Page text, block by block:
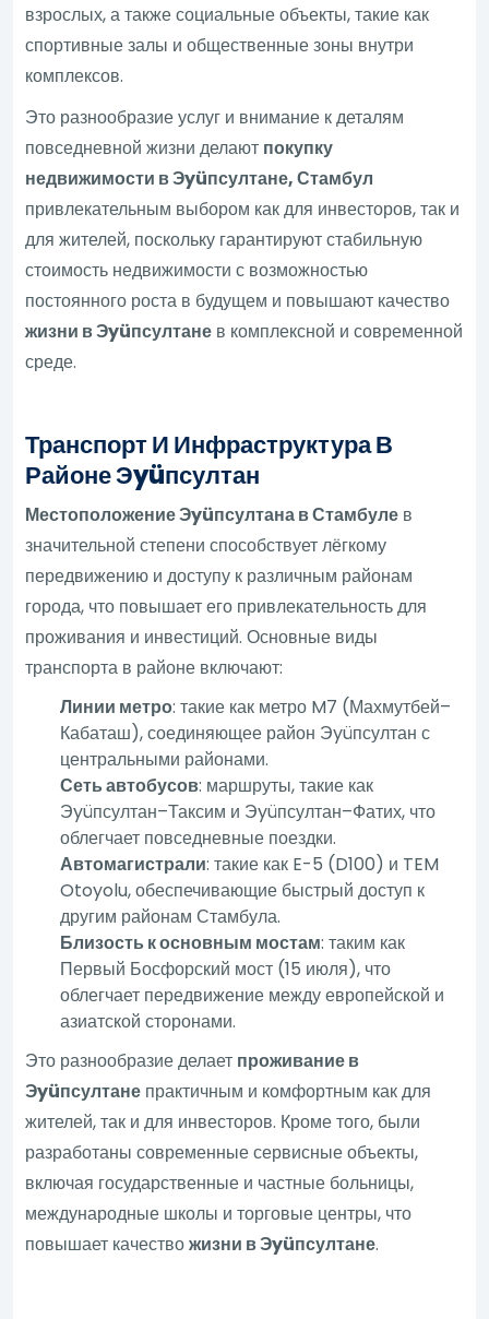
взрослых, а также социальные объекты, такие как
спортивные залы и общественные зоны внутри
комплексов.
Это разнообразие услуг и внимание к деталям
повседневной жизни делают покупку
недвижимости в Эyüпсултане, Стамбул
привлекательным выбором как для инвесторов, так и
для жителей, поскольку гарантируют стабильную
стоимость недвижимости с возможностью
постоянного роста в будущем и повышают качество
жизни в Эyüпсултане в комплексной и современной
среде.
Транспорт И Инфраструктура В
Районе Эyüпсултан
Местоположение Эyüпсултана в Стамбуле в
значительной степени способствует лёгкому
передвижению и доступу к различным районам
города, что повышает его привлекательность для
проживания и инвестиций. Основные виды
транспорта в районе включают:
Линии метро: такие как метро M7 (Махмутбей–
Кабаташ), соединяющее район Эyüпсултан с
центральными районами.
Сеть автобусов: маршруты, такие как
Эyüпсултан–Таксим и Эyüпсултан–Фатих, что
облегчает повседневные поездки.
Автомагистрали: такие как E-5 (D100) и TEM
Otoyolu, обеспечивающие быстрый доступ к
другим районам Стамбула.
Близость к основным мостам: таким как
Первый Босфорский мост (15 июля), что
облегчает передвижение между европейской и
азиатской сторонами.
Это разнообразие делает проживание в
Эyüпсултане практичным и комфортным как для
жителей, так и для инвесторов. Кроме того, были
разработаны современные сервисные объекты,
включая государственные и частные больницы,
международные школы и торговые центры, что
повышает качествожизни в Эyüпсултане.